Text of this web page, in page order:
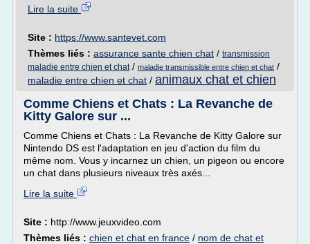
Lire la suite
Site : https://www.santevet.com
Thèmes liés : assurance sante chien chat / transmission
maladie entre chien et chat/ maladie transmissible entre chien et chat /
maladie entre chien et chat / animaux chat et chien
Comme Chiens et Chats : La Revanche de
Kitty Galore sur ...
Comme Chiens et Chats : La Revanche de Kitty Galore sur
Nintendo DS est l'adaptation en jeu d'action du film du
même nom. Vous y incarnez un chien, un pigeon ou encore
un chat dans plusieurs niveaux très axés...
Lire la suite
Site : http://www.jeuxvideo.com
Thèmes liés : chien et chat en france / nom de chat et